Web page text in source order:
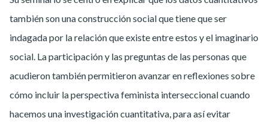
también son una construcción social que tiene que ser
indagada por la relación que existe entre estos y el imaginario
social. La participación y las preguntas de las personas que
acudieron también permitieron avanzar en reflexiones sobre
cómo incluir la perspectiva feminista interseccional cuando
hacemos una investigación cuantitativa, para así evitar